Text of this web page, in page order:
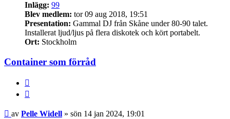
Inlägg: 99
Blev medlem: tor 09 aug 2018, 19:51
Presentation: Gammal DJ från Skåne under 80-90 talet.
Installerat ljud/ljus på flera diskotek och kört portabelt.
Ort: Stockholm
Container som förråd
Inlägg
av Pelle Widell » sön 14 jan 2024, 19:01